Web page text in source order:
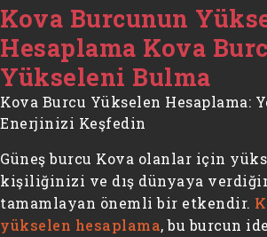
Kova Burcunun
Hesaplama Kova
Yükseleni Bulma
Kova Burcu Yükselen Hesaplama:
Enerjinizi Keşfedin
Güneş burcu Kova olanlar için
kişiliğinizi ve dış dünyaya
tamamlayan önemli bir etkendir.
yükselen hesaplama, bu burcun